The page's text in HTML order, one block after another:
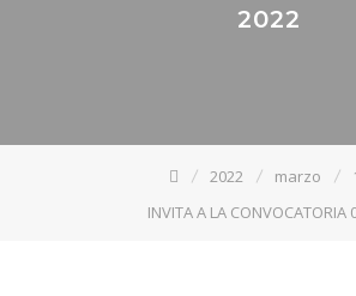
2022
2022 marzo
INVITA A LA CONVOCATORIA